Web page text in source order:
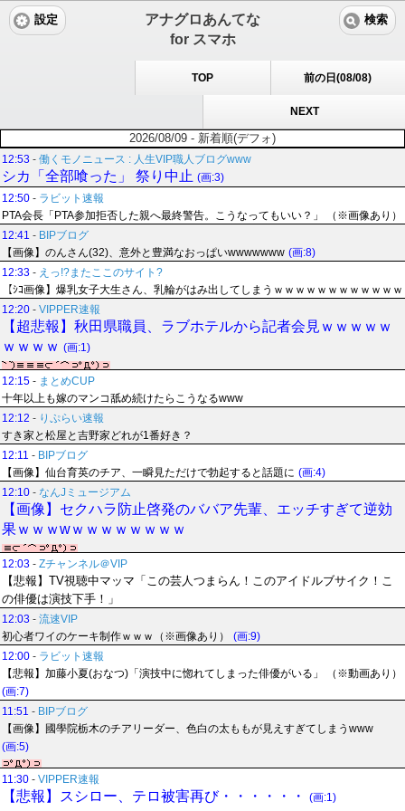
アナグロあんてな
for スマホ
設定 検索
TOP 前の日(08/08)
NEXT
2026/08/09 - 新着順(デフォ)
12:53 - 働くモノニュース : 人生VIP職人ブログwww
シカ「全部喰った」 祭り中止 (画:3)
12:50 - ラビット速報
PTA会長「PTA参加拒否した親へ最終警告。こうなってもいい？」 （※画像あり）
12:41 - BIPブログ
【画像】のんさん(32)、意外と豊満なおっぱいwwwwwww (画:8)
12:33 - えっ!?またここのサイト?
【ｼｺ画像】爆乳女子大生さん、乳輪がはみ出してしまうｗｗｗｗｗｗｗｗｗｗｗｗ
12:20 - VIPPER速報
【超悲報】秋田県職員、ラブホテルから記者会見ｗｗｗｗｗ
ｗｗｗｗ (画:1)
12:15 - まとめCUP
十年以上も嫁のマンコ舐め続けたらこうなるwww
12:12 - りぷらい速報
すき家と松屋と吉野家どれが1番好き？
12:11 - BIPブログ
【画像】仙台育英のチア、一瞬見ただけで勃起すると話題に (画:4)
12:10 - なんJミュージアム
【画像】セクハラ防止啓発のババア先輩、エッチすぎて逆効
果ｗｗｗwｗｗｗｗｗｗｗｗ
12:03 - Zチャンネル＠VIP
【悲報】TV視聴中マッマ「この芸人つまらん！このアイドルブサイク！こ
の俳優は演技下手！」
12:03 - 流速VIP
初心者ワイのケーキ制作ｗｗｗ（※画像あり）
(画:9)
12:00 - ラビット速報
【悲報】加藤小夏(おなつ)「演技中に惚れてしまった俳優がいる」 （※動画あり）
(画:7)
11:51 - BIPブログ
【画像】國學院栃木のチアリーダー、色白の太ももが見えすぎてしまうwww
(画:5)
11:30 - VIPPER速報
【悲報】スシロー、テロ被害再び・・・・・・ (画:1)